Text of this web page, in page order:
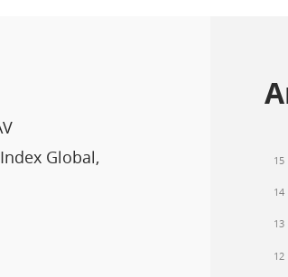
Global,
12
13
14
15